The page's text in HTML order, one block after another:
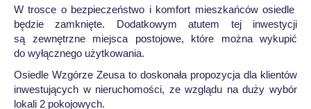
W trosce o bezpieczeństwo i komfort mieszkańców osiedle
będzie zamknięte. Dodatkowym atutem tej inwestycji
są zewnętrzne miejsca postojowe, które można wykupić
do wyłącznego użytkowania.
Osiedle Wzgórze Zeusa to doskonała propozycja dla klientów
inwestujących w nieruchomości, ze wzglądu na duży wybór
lokali 2 pokojowych.